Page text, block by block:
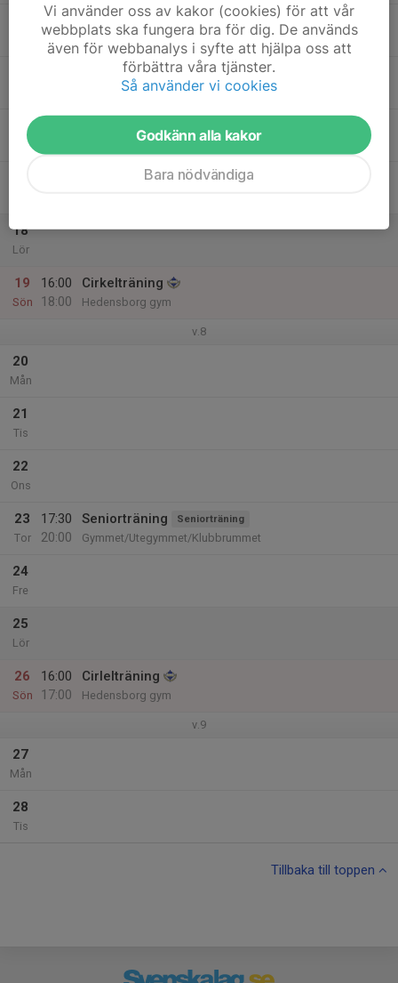
16
Tor Gymmet/Utegymmet/Klubbrummet
18
Lör
19
Sön
16:00
18:00
Cirkelträning
Hedensborg gym
v.8
20
Mån
21
Tis
22
Ons
23
Tor
17:30
20:00
Seniorträning Seniorträning
Gymmet/Utegymmet/Klubbrummet
24
Fre
25
Lör
26
Sön
16:00
17:00
Cirlelträning
Hedensborg gym
v.9
27
Mån
28
Tis
Tillbaka till toppen
Vi använder oss av kakor (cookies) för att vår
webbplats ska fungera bra för dig. De används
även för webbanalys i syfte att hjälpa oss att
förbättra våra tjänster.
Så använder vi cookies
Godkänn alla kakor
Bara nödvändiga